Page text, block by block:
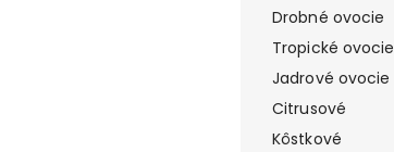
Drobné ovocie
Tropické ovocie
Jadrové ovocie
Citrusové
Kôstkové